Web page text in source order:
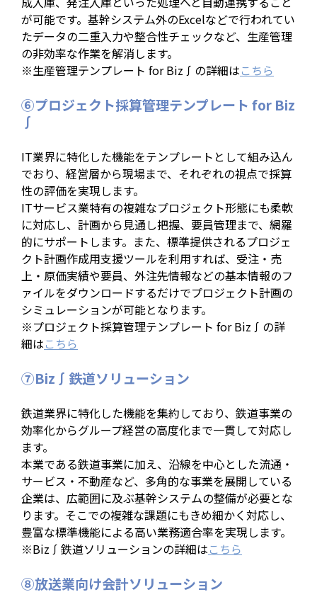
が可能です。基幹システム外のExcelなどで行われてい
たデータの二重入力や整合性チェックなど、生産管理
の非効率な作業を解消します。
※生産管理テンプレート for Biz∫の詳細はこちら
⑥プロジェクト採算管理テンプレート for Biz
∫
IT業界に特化した機能をテンプレートとして組み込ん
でおり、経営層から現場まで、それぞれの視点で採算
性の評価を実現します。
ITサービス業特有の複雑なプロジェクト形態にも柔軟
に対応し、計画から見通し把握、要員管理まで、網羅
的にサポートします。また、標準提供されるプロジェ
クト計画作成用支援ツールを利用すれば、受注・売
上・原価実績や要員、外注先情報などの基本情報のフ
ァイルをダウンロードするだけでプロジェクト計画の
シミュレーションが可能となります。
※プロジェクト採算管理テンプレート for Biz∫の詳
細はこちら
⑦Biz∫鉄道ソリューション
鉄道業界に特化した機能を集約しており、鉄道事業の
効率化からグループ経営の高度化まで一貫して対応し
ます。
本業である鉄道事業に加え、沿線を中心とした流通・
サービス・不動産など、多角的な事業を展開している
企業は、広範囲に及ぶ基幹システムの整備が必要とな
ります。そこでの複雑な課題にもきめ細かく対応し、
豊富な標準機能による高い業務適合率を実現します。
※Biz∫鉄道ソリューションの詳細はこちら
⑧放送業向け会計ソリューション